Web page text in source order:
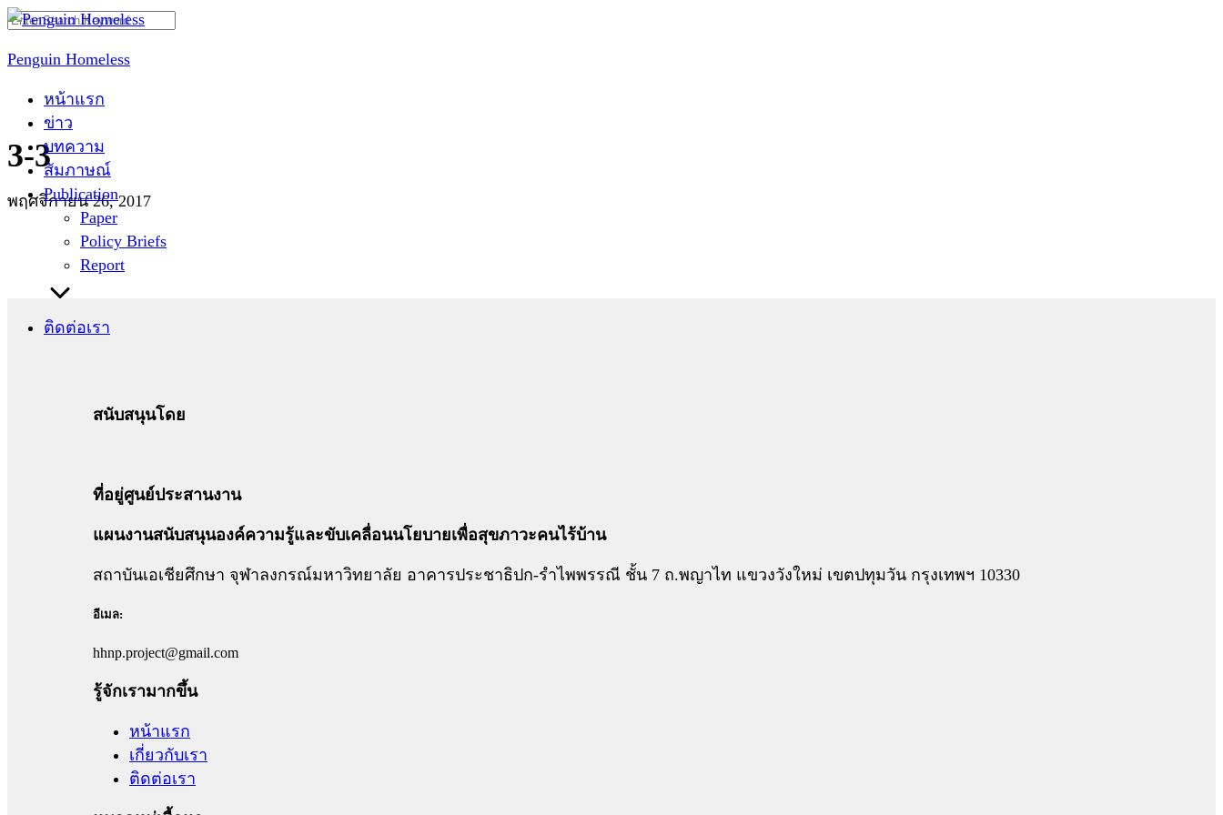
Skip
content
Penguin Homeless
หน้าแรก
ข่าว
บทความ
สัมภาษณ์
Publication
Paper
Policy Briefs
Report
ติดต่อเรา
Search
3-3
พฤศจิกายน 26, 2017
สนับสนุนโดย
ที่อยู่ศูนย์ประสานงาน
แผนงานสนับสนุนองค์ความรู้และขับเคลื่อนนโยบายเพื่อสุขภาวะคนไร้บ้าน
สถาบันเอเชียศึกษา จุฬาลงกรณ์มหาวิทยาลัย อาคารประชาธิปก-รำไพพรรณี ชั้น 7 ถ.พญาไท แขวงวังใหม่ เขตปทุมวัน กรุงเทพฯ 10330
อีเมล:
hhnp.project@gmail.com
รู้จักเรามากขึ้น
หน้าแรก
เกี่ยวกับเรา
ติดต่อเรา